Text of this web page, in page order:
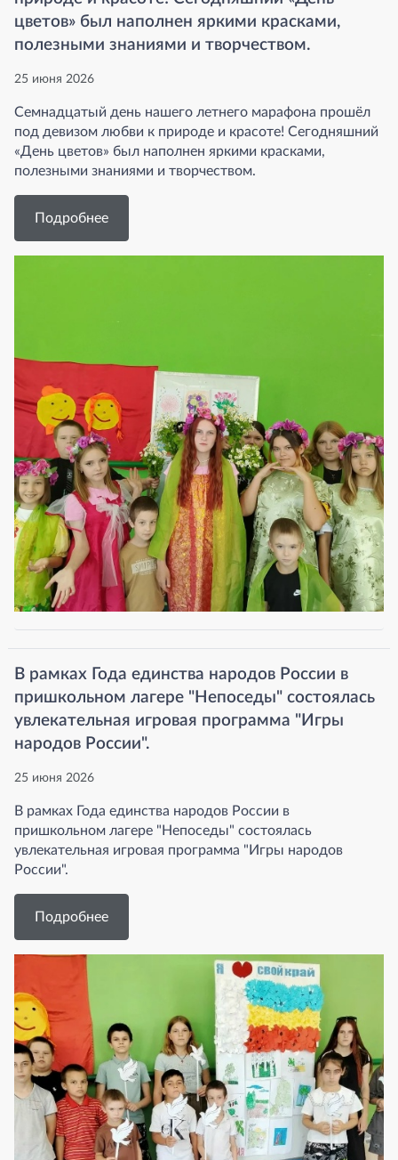
цветов» был наполнен яркими красками,
полезными знаниями и творчеством.
25 июня 2026
Семнадцатый день нашего летнего марафона прошёл
под девизом любви к природе и красоте! Сегодняшний
«День цветов» был наполнен яркими красками,
полезными знаниями и творчеством.
Подробнее
В рамках Года единства народов России в
пришкольном лагере "Непоседы" состоялась
увлекательная игровая программа "Игры
народов России".
25 июня 2026
В рамках Года единства народов России в
пришкольном лагере "Непоседы" состоялась
увлекательная игровая программа "Игры народов
России".
Подробнее